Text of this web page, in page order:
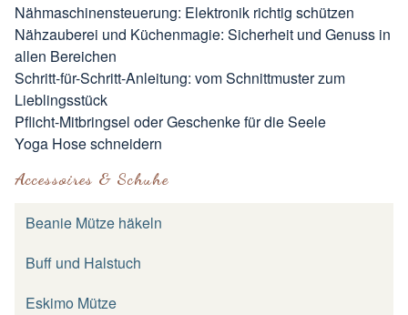
Nähmaschinensteuerung: Elektronik richtig schützen
Nähzauberei und Küchenmagie: Sicherheit und Genuss in
allen Bereichen
Schritt-für-Schritt-Anleitung: vom Schnittmuster zum
Lieblingsstück
Pflicht-Mitbringsel oder Geschenke für die Seele
Yoga Hose schneidern
Accessoires & Schuhe
Beanie Mütze häkeln
Buff und Halstuch
Eskimo Mütze